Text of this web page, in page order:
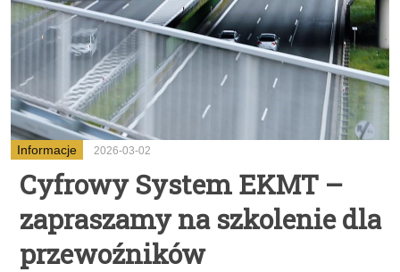
Informacje 2026-03-02
Cyfrowy System EKMT –
zapraszamy na szkolenie dla
przewoźników